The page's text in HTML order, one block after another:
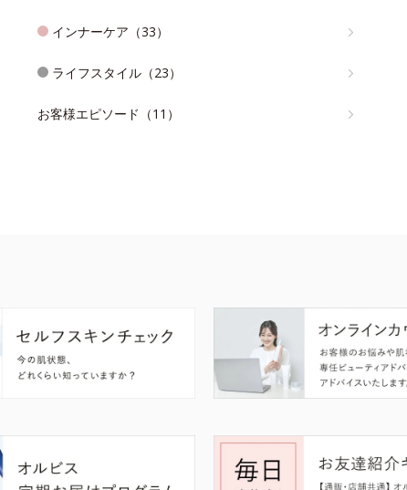
インナーケア（33）
ライフスタイル（23）
お客様エピソード（11）